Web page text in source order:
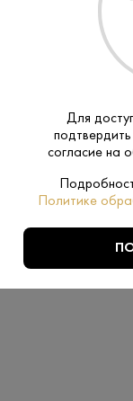
из старейших
Для
согласие на
Политике